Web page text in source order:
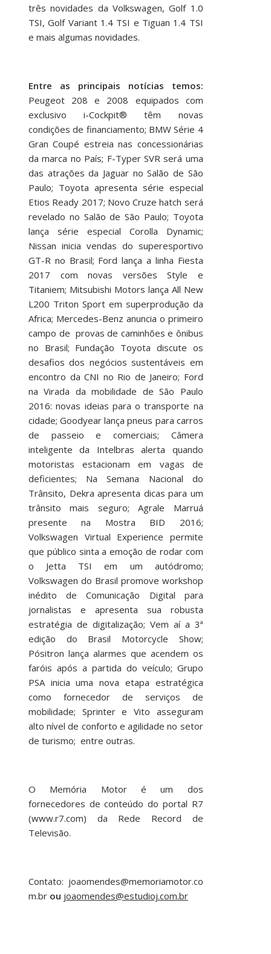
três novidades da Volkswagen, Golf 1.0
TSI, Golf Variant 1.4 TSI e Tiguan 1.4 TSI
e mais algumas novidades.
Entre as principais notícias temos:
Peugeot 208 e 2008 equipados com
exclusivo i-Cockpit® têm novas
condições de financiamento; BMW Série 4
Gran Coupé estreia nas concessionárias
da marca no País; F-Typer SVR será uma
das atrações da Jaguar no Salão de São
Paulo; Toyota apresenta série especial
Etios Ready 2017; Novo Cruze hatch será
revelado no Salão de São Paulo; Toyota
lança série especial Corolla Dynamic;
Nissan inicia vendas do superesportivo
GT-R no Brasil; Ford lança a linha Fiesta
2017 com novas versões Style e
Titaniem; Mitsubishi Motors lança All New
L200 Triton Sport em superprodução da
Africa; Mercedes-Benz anuncia o primeiro
campo de provas de caminhões e ônibus
no Brasil; Fundação Toyota discute os
desafios dos negócios sustentáveis em
encontro da CNI no Rio de Janeiro; Ford
na Virada da mobilidade de São Paulo
2016: novas ideias para o transporte na
cidade; Goodyear lança pneus para carros
de passeio e comerciais; Câmera
inteligente da Intelbras alerta quando
motoristas estacionam em vagas de
deficientes; Na Semana Nacional do
Trânsito, Dekra apresenta dicas para um
trânsito mais seguro; Agrale Marruá
presente na Mostra BID 2016;
Volkswagen Virtual Experience permite
que público sinta a emoção de rodar com
o Jetta TSI em um autódromo;
Volkswagen do Brasil promove workshop
inédito de Comunicação Digital para
jornalistas e apresenta sua robusta
estratégia de digitalização; Vem aí a 3ª
edição do Brasil Motorcycle Show;
Pósitron lança alarmes que acendem os
faróis após a partida do veículo; Grupo
PSA inicia uma nova etapa estratégica
como fornecedor de serviços de
mobilidade; Sprinter e Vito asseguram
alto nível de conforto e agilidade no setor
de turismo; entre outras.
O Memória Motor é um dos
fornecedores de conteúdo do portal R7
(www.r7.com) da Rede Record de
Televisão.
Contato: joaomendes@memoriamotor.co
m.brou joaomendes@estudioj.com.br